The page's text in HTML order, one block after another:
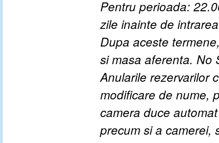
Pentru perioada:
zile inainte de
Dupa aceste
si masa aferenta. No
Anularile rezervarilor
modificare de nume,
camera duce
precum si a camerei,